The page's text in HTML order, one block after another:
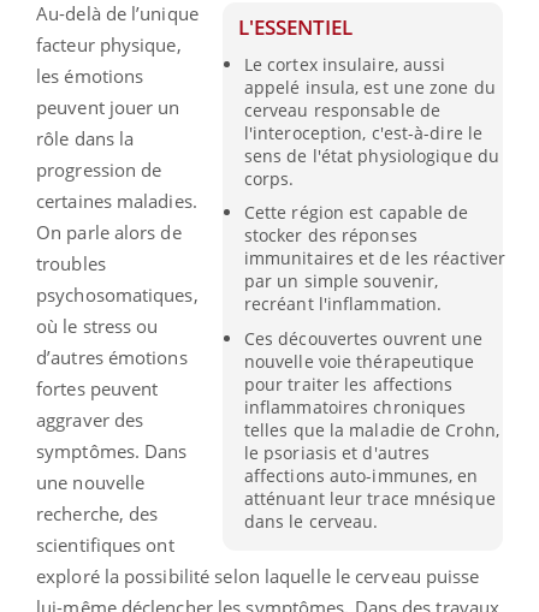
L'ESSENTIEL
Le cortex insulaire, aussi
appelé insula, est une zone du
cerveau responsable de
l'interoception, c'est-à-dire le
sens de l'état physiologique du
corps.
Cette région est capable de
stocker des réponses
immunitaires et de les réactiver
par un simple souvenir,
recréant l'inflammation.
Ces découvertes ouvrent une
nouvelle voie thérapeutique
pour traiter les affections
inflammatoires chroniques
telles que la maladie de Crohn,
le psoriasis et d'autres
affections auto-immunes, en
atténuant leur trace mnésique
dans le cerveau.
Au-delà de l’unique
facteur physique,
les émotions
peuvent jouer un
rôle dans la
progression de
certaines maladies.
On parle alors de
troubles
psychosomatiques,
où le stress ou
d’autres émotions
fortes peuvent
aggraver des
symptômes. Dans
une nouvelle
recherche, des
scientifiques ont
exploré la possibilité selon laquelle le cerveau puisse